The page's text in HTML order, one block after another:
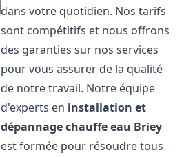
dans votre quotidien. Nos tarifs
sont compétitifs et nous offrons
des garanties sur nos services
pour vous assurer de la qualité
de notre travail. Notre équipe
d'experts en installation et
dépannage chauffe eau Briey
est formée pour résoudre tous